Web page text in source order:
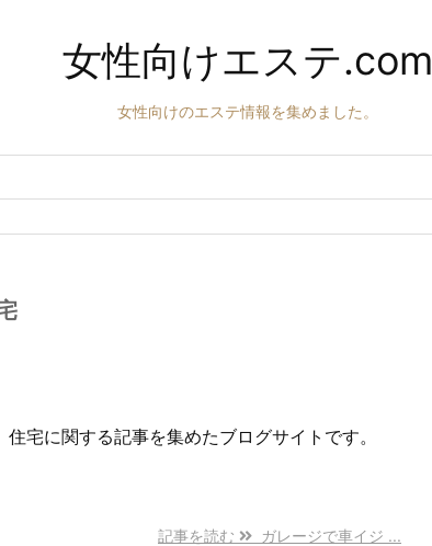
女性向けエステ.com
女性向けのエステ情報を集めました。
住宅に関する記事を集めたブログサイトです。
記事を読む ガレージで車イジ ...